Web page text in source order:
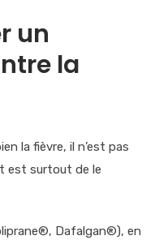
un
la
la fièvre, il n’est pas
est surtout de le
Dafalgan®), en